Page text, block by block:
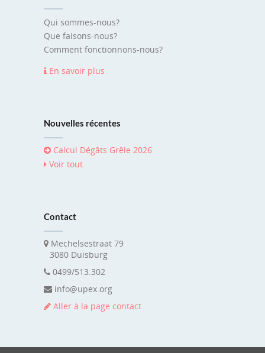
Qui sommes-nous?
Que faisons-nous?
Comment fonctionnons-nous?
En savoir plus
Nouvelles récentes
Calcul Dégâts Grêle 2026
Voir tout
Contact
Mechelsestraat 79
3080 Duisburg
0499/513.302
info@upex.org
Aller à la page contact